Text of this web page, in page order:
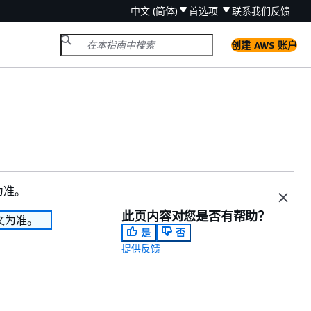
中文 (简体) 首选项 联系我们反馈
创建 AWS 账户
。
准。 此页内容对您是否有帮助？
是
否
提供反馈